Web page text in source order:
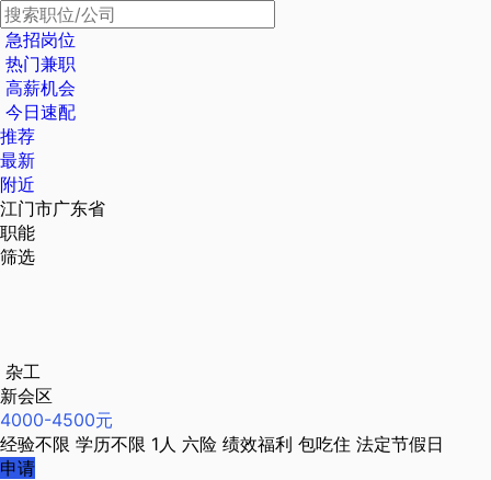
急招岗位
热门兼职
高薪机会
今日速配
推荐
最新
附近
江门市广东省
职能
筛选
杂工
新会区
4000-4500元
经验不限 学历不限 1人 六险 绩效福利 包吃住 法定节假日
申请